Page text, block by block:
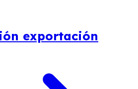
exportación